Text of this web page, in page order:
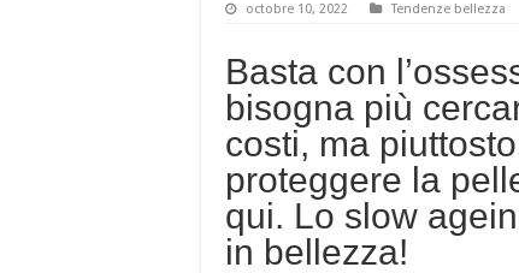
octobre 10, 2022 Tendenze bellezza
Basta con
bisogna più
costi, ma
proteggere la
qui. Lo slow
in bellezza!